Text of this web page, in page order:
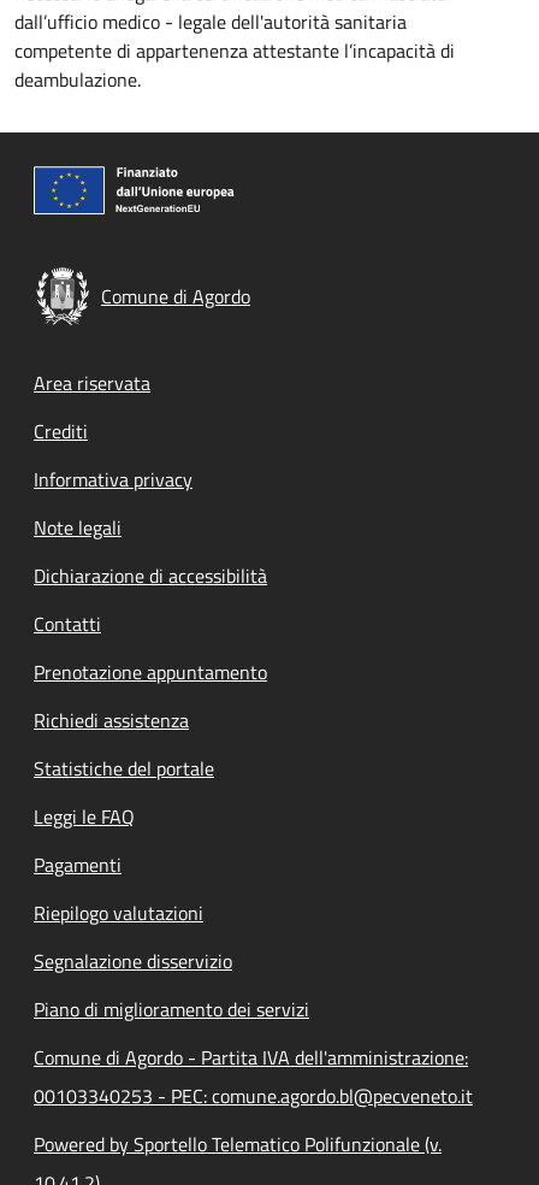
dall’ufficio medico - legale dell'autorità sanitaria
competente di appartenenza attestante l’incapacità di
deambulazione.
Comune di Agordo
Footer menu
Area riservata
Crediti
Informativa privacy
Note legali
Dichiarazione di accessibilità
Contatti
Prenotazione appuntamento
Richiedi assistenza
Statistiche del portale
Leggi le FAQ
Pagamenti
Riepilogo valutazioni
Segnalazione disservizio
Piano di miglioramento dei servizi
Comune di Agordo - Partita IVA dell'amministrazione:
00103340253 - PEC: comune.agordo.bl@pecveneto.it
Powered by Sportello Telematico Polifunzionale (v.